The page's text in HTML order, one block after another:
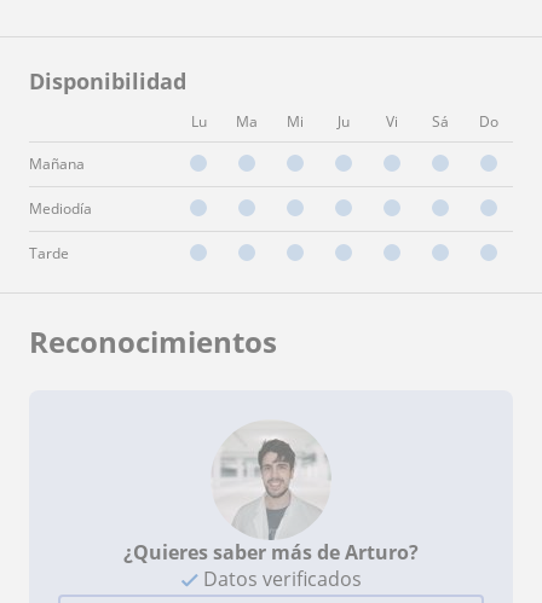
Disponibilidad
Lu Ma Mi Ju Vi Sá Do
Mañana
Mediodía
Tarde
Reconocimientos
¿Quieres saber más de Arturo?
Datos verificados